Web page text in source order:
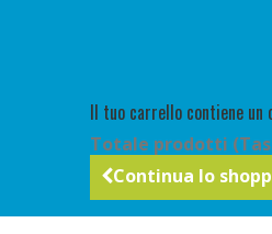
Il tuo carrello contiene un
Totale prodotti
Continua lo